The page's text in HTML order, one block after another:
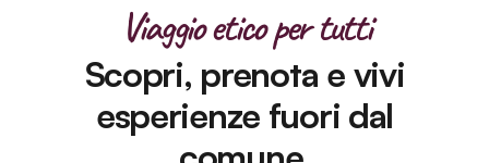
Viaggio etico per tutti
Scopri, prenota e vivi
esperienze fuori dal